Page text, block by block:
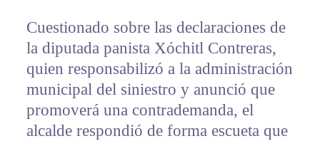
Cuestionado sobre las declaraciones de
la diputada panista Xóchitl Contreras,
quien responsabilizó a la administración
municipal del siniestro y anunció que
promoverá una contrademanda, el
alcalde respondió de forma escueta que